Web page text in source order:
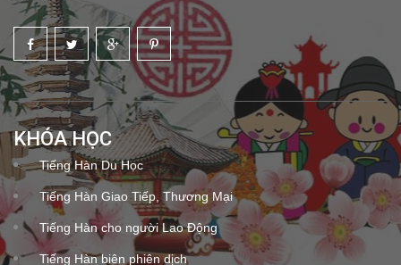
KHÓA HỌC
Tiếng Hàn Du Học
Tiếng Hàn Giao Tiếp, Thương Mại
Tiếng Hàn cho người Lao Động
Tiếng Hàn biên phiên dịch